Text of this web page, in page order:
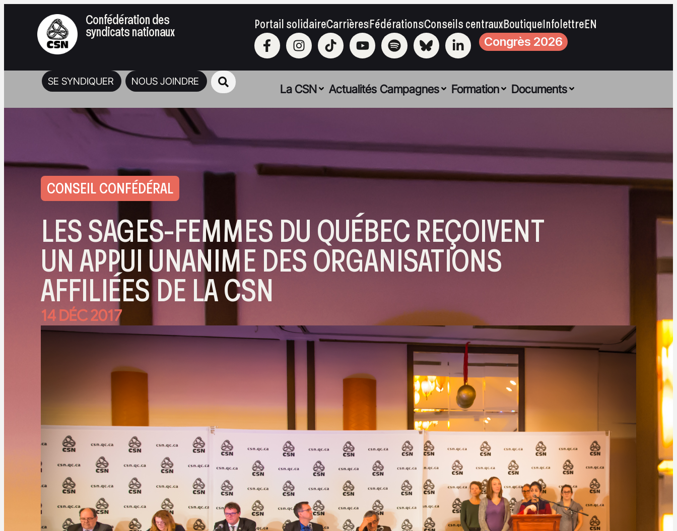
Confédération des
syndicats nationaux Portail solidaireCarrièresFédérationsConseils centrauxBoutiqueInfolettreEN
Congrès 2026
SE SYNDIQUER NOUS JOINDRE
La CSN Actualités Campagnes Formation Documents
CONSEIL CONFÉDÉRAL
LES SAGES-FEMMES DU QUÉBEC REÇOIVENT
UN APPUI UNANIME DES ORGANISATIONS
AFFILIÉES DE LA CSN
14 DÉC 2017